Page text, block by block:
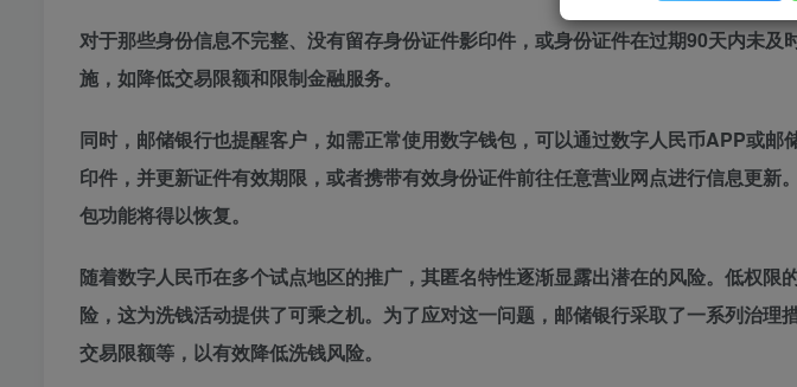
对于那些身份信息不完整、没有留存身份证件影印件，或身份证件在过期90天内未及
施，如降低交易限额和限制金融服务。
同时，邮储银行也提醒客户，如需正常使用数字钱包，可以通过数字人民币APP或邮
印件，并更新证件有效期限，或者携带有效身份证件前往任意营业网点进行信息更新
包功能将得以恢复。
随着数字人民币在多个试点地区的推广，其匿名特性逐渐显露出潜在的风险。低权限
险，这为洗钱活动提供了可乘之机。为了应对这一问题，邮储银行采取了一系列治理
交易限额等，以有效降低洗钱风险。